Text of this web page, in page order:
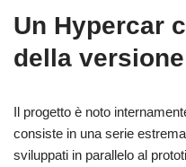
Un Hypercar
della
Il progetto è noto
consiste in una serie
sviluppati in parallelo al